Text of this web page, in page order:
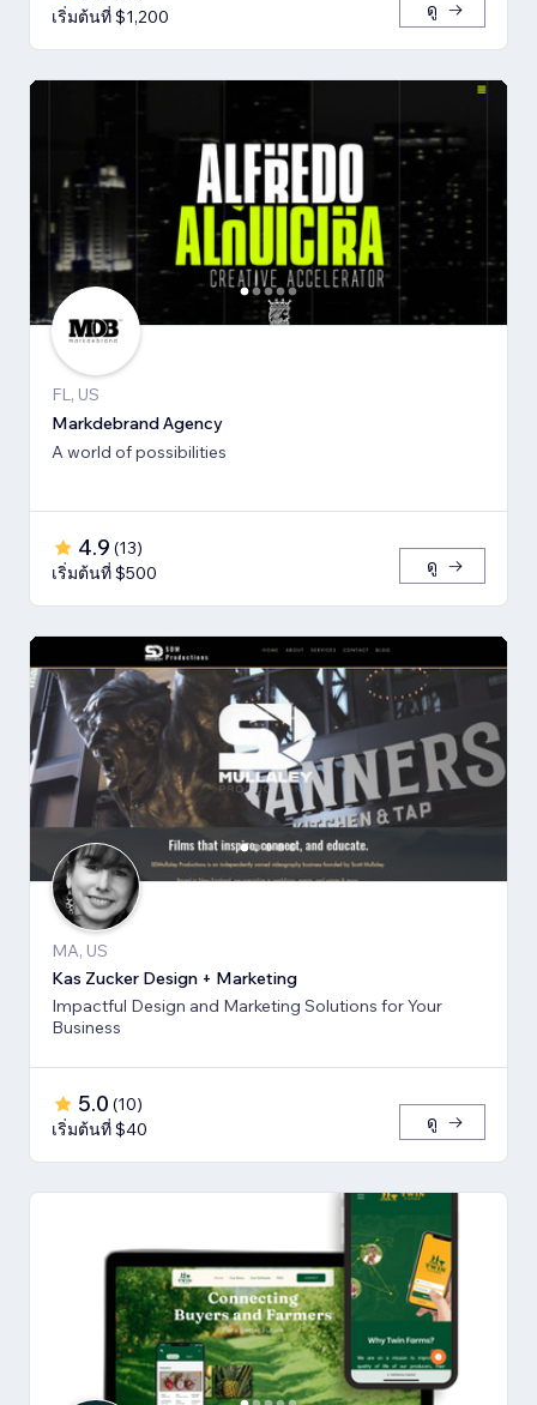
เริ่มต้นที่ $1,200
ดู
FL, US
Markdebrand Agency
A world of possibilities
4.9 (13)
เริ่มต้นที่ $500
ดู
MA, US
Kas Zucker Design + Marketing
Impactful Design and Marketing Solutions for Your
Business
5.0 (10)
เริ่มต้นที่ $40
ดู